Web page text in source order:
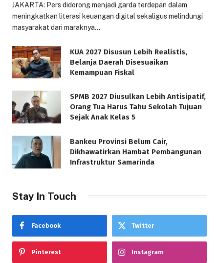
JAKARTA: Pers didorong menjadi garda terdepan dalam
meningkatkan literasi keuangan digital sekaligus melindungi
masyarakat dari maraknya…
KUA 2027 Disusun Lebih Realistis,
Belanja Daerah Disesuaikan
Kemampuan Fiskal
SPMB 2027 Diusulkan Lebih Antisipatif,
Orang Tua Harus Tahu Sekolah Tujuan
Sejak Anak Kelas 5
Bankeu Provinsi Belum Cair,
Dikhawatirkan Hambat Pembangunan
Infrastruktur Samarinda
Stay In Touch
Facebook Twitter
Pinterest Instagram